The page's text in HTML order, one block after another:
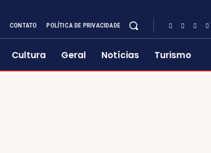
CONTATO POLÍTICA DE PRIVACIDADE
Cultura Geral Notícias Turismo